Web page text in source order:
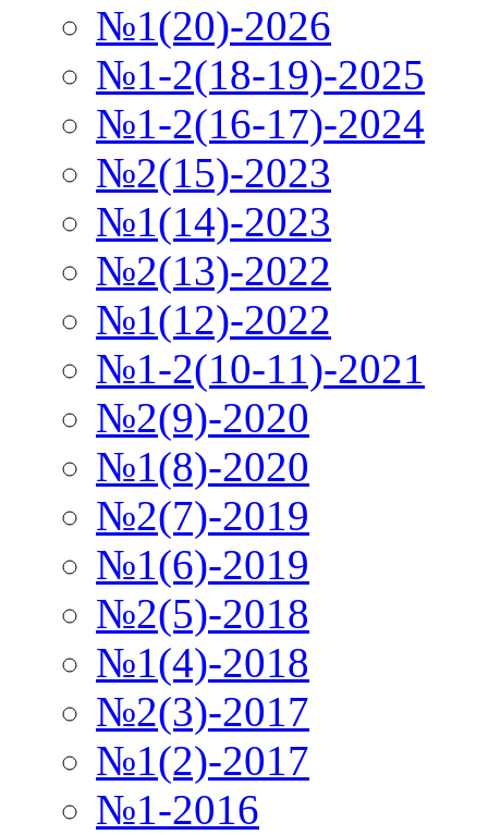
№1(20)-2026
№1-2(18-19)-2025
№1-2(16-17)-2024
№2(15)-2023
№1(14)-2023
№2(13)-2022
№1(12)-2022
№1-2(10-11)-2021
№2(9)-2020
№1(8)-2020
№2(7)-2019
№1(6)-2019
№2(5)-2018
№1(4)-2018
№2(3)-2017
№1(2)-2017
№1-2016